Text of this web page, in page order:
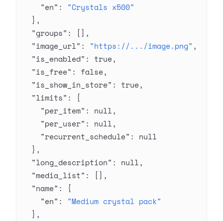
    "en"
: "Crystals x500"
  },
  "groups"
: [],
  "image_url"
: "https://.../image.png" ,
  "is_enabled"
: true,
  "is_free"
: false,
  "is_show_in_store"
: true,
  "limits"
: {
    "per_item"
: null,
    "per_user"
: null,
    "recurrent_schedule"
: null
  },
  "long_description"
: null,
  "media_list"
: [],
  "name"
: {
    "en"
: "Medium crystal pack"
  },